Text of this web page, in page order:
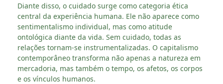
Diante disso, o cuidado surge como categoria ética
central da experiência humana. Ele não aparece como
sentimentalismo individual, mas como atitude
ontológica diante da vida. Sem cuidado, todas as
relações tornam-se instrumentalizadas. O capitalismo
contemporâneo transforma não apenas a natureza em
mercadoria, mas também o tempo, os afetos, os corpos
e os vínculos humanos.